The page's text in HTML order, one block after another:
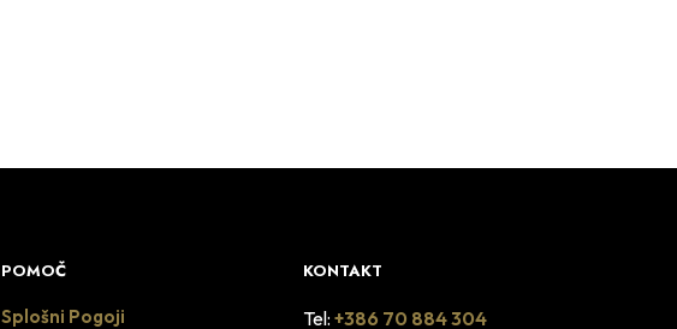
POMOČ
Splošni Pogoji
KONTAKT
Tel: +386 70 884 304